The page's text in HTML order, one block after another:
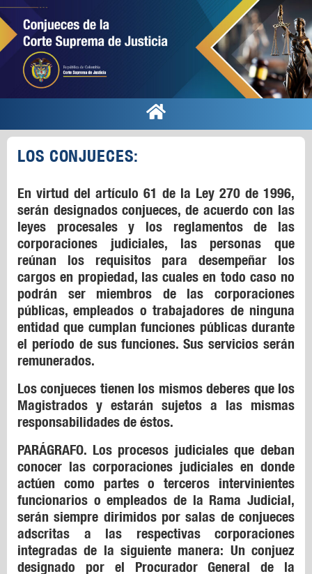
LOS CONJUECES:
En virtud del artículo 61 de la Ley 270 de 1996,
serán designados conjueces, de acuerdo con las
leyes procesales y los reglamentos de las
corporaciones judiciales, las personas que
reúnan los requisitos para desempeñar los
cargos en propiedad, las cuales en todo caso no
podrán ser miembros de las corporaciones
públicas, empleados o trabajadores de ninguna
entidad que cumplan funciones públicas durante
el período de sus funciones. Sus servicios serán
remunerados.
Los conjueces tienen los mismos deberes que los
Magistrados y estarán sujetos a las mismas
responsabilidades de éstos.
PARÁGRAFO. Los procesos judiciales que deban
conocer las corporaciones judiciales en donde
actúen como partes o terceros intervinientes
funcionarios o empleados de la Rama Judicial,
serán siempre dirimidos por salas de conjueces
adscritas a las respectivas corporaciones
integradas de la siguiente manera: Un conjuez
designado por el Procurador General de la